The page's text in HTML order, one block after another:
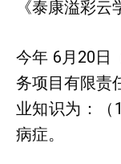
《泰康溢彩
今年 6月20日
务项目有限责
业知识为：（
病症。